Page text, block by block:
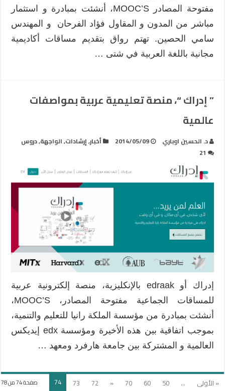
مفتوحة المصادر MOOC’S، أنشئت بمبادرة و استثمار
مباشر من المدون و المقاول فؤاد الفرحان و المهندس
سامي الحصين. تهتم رواق بتقديم مساقات أكاديمية
مجانية باللغة العربية في شتى …
” إدراك “، منصة تعليمية عربية بمواصفات
عالمية
د. الحسين اوباري 2014/05/09 أخبار,إرشادات,الواجهة,دروس
21
إدراك أو edraak بالإنكليزية، منصة إلكترونية عربية
للمساقات الجماعية مفتوحة المصادر، MOOC’S،
أنشئت بمبادرة من مؤسسة الملكة رانيا للتعليم والتنمية،
بموجب اتفاقية بين هذه الأخيرة ومؤسسة edx إيديكس
العالمية و المشتركة بين جامعة هارفرد ومعهد …
صفحة 74 من 78 « الأولى ...
50
60
70
«
72
73
74